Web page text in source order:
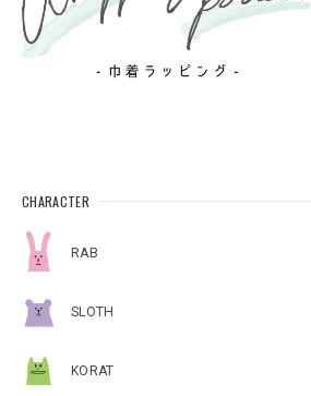
CHARACTER
RAB
SLOTH
KORAT